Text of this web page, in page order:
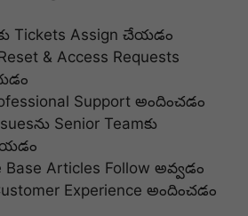
Tickets Assign చేయడం
& Access Requests
Support అందించడం
Senior Team‌కు
Base Articles Follow అవ్వడం
Experience అందించడం